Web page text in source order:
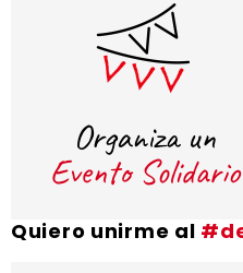
Quiero unirme al